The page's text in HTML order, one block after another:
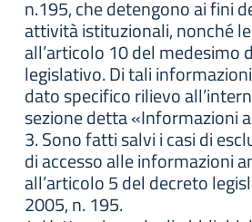
n.195, che detengono ai fini
attività istituzionali, nonché
all’articolo 10 del medesimo
legislativo. Di tali
dato specifico rilievo
sezione detta «Informazioni
3. Sono fatti salvi i casi di
di accesso alle informazioni
all’articolo 5 del decreto
2005, n. 195.